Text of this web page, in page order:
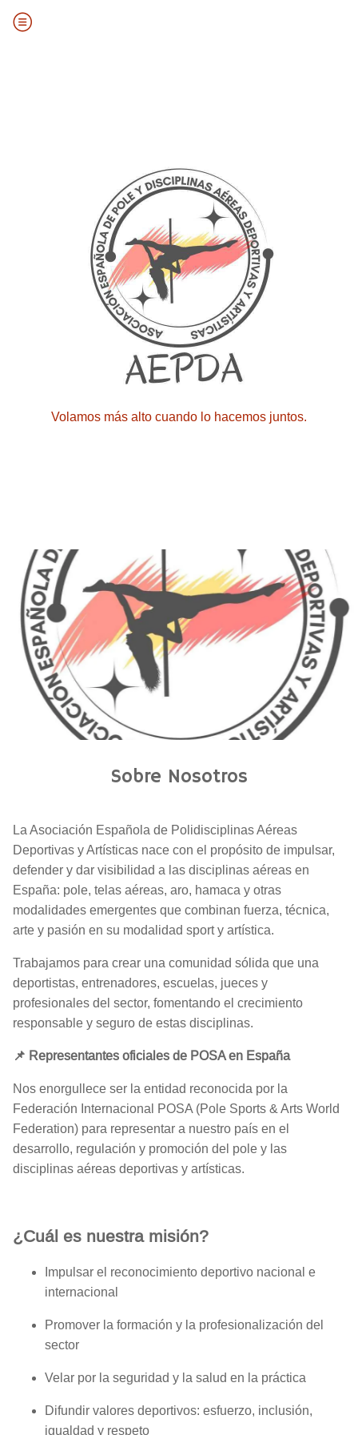
Volamos más alto cuando lo hacemos juntos.
Sobre Nosotros
La Asociación Española de Polidisciplinas Aéreas
Deportivas y Artísticas nace con el propósito de impulsar,
defender y dar visibilidad a las disciplinas aéreas en
España: pole, telas aéreas, aro, hamaca y otras
modalidades emergentes que combinan fuerza, técnica,
arte y pasión en su modalidad sport y artística.
Trabajamos para crear una comunidad sólida que una
deportistas, entrenadores, escuelas, jueces y
profesionales del sector, fomentando el crecimiento
responsable y seguro de estas disciplinas.
📌 Representantes oficiales de POSA en España
Nos enorgullece ser la entidad reconocida por la
Federación Internacional POSA (Pole Sports & Arts World
Federation) para representar a nuestro país en el
desarrollo, regulación y promoción del pole y las
disciplinas aéreas deportivas y artísticas.
¿Cuál es nuestra misión?
Impulsar el reconocimiento deportivo nacional e
internacional
Promover la formación y la profesionalización del
sector
Velar por la seguridad y la salud en la práctica
Difundir valores deportivos: esfuerzo, inclusión,
igualdad y respeto